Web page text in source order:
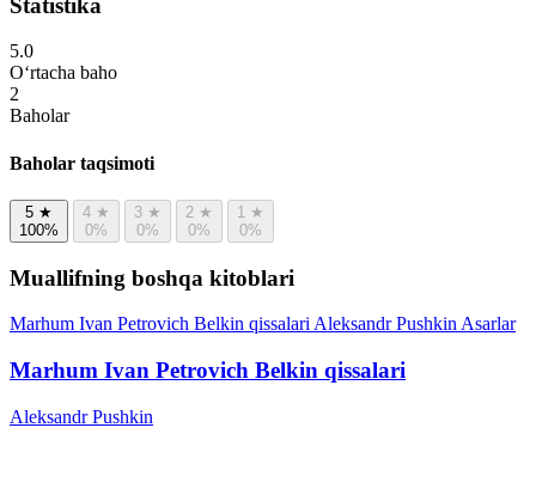
Statistika
5.0
O‘rtacha baho
2
Baholar
Baholar taqsimoti
5 ★
100%
4 ★
0%
3 ★
0%
2 ★
0%
1 ★
0%
Muallifning boshqa kitoblari
Marhum Ivan Petrovich Belkin qissalariAleksandr PushkinAsarlar
Marhum Ivan Petrovich Belkin qissalari
Aleksandr Pushkin